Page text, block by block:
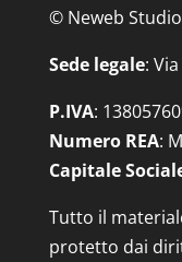
© Neweb Studio
Sede legale:
P.IVA:
Numero REA:
Capitale
Tutto il
protetto dai